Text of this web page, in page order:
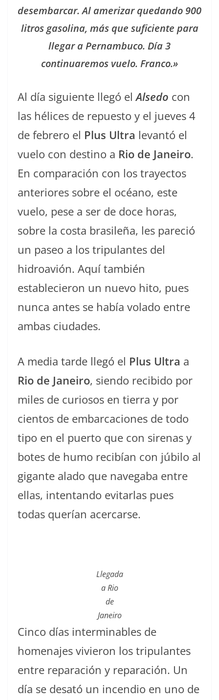
desembarcar. Al amerizar quedando 900
litros gasolina, más que suficiente para
llegar a Pernambuco. Día 3
continuaremos vuelo. Franco.»
Al día siguiente llegó elAlsedo con
las hélices de repuesto y el jueves 4
de febrero el Plus Ultra levantó el
vuelo con destino a Rio de Janeiro.
En comparación con los trayectos
anteriores sobre el océano, este
vuelo, pese a ser de doce horas,
sobre la costa brasileña, les pareció
un paseo a los tripulantes del
hidroavión. Aquí también
establecieron un nuevo hito, pues
nunca antes se había volado entre
ambas ciudades.
A media tarde llegó el Plus Ultra a
Rio de Janeiro, siendo recibido por
miles de curiosos en tierra y por
cientos de embarcaciones de todo
tipo en el puerto que con sirenas y
botes de humo recibían con júbilo al
gigante alado que navegaba entre
ellas, intentando evitarlas pues
todas querían acercarse.
Llegada
a Rio
de
Janeiro
Cinco días interminables de
homenajes vivieron los tripulantes
entre reparación y reparación. Un
día se desató un incendio en uno de